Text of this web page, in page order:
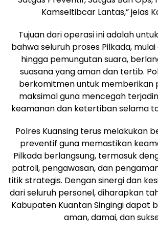
Kamseltibcar Lantas,” jelas
Tujuan dari operasi ini adalah
bahwa seluruh proses Pilkada,
hingga pemungutan suara,
suasana yang aman dan tertib.
berkomitmen untuk memberikan
maksimal guna mencegah
keamanan dan ketertiban selama
Polres Kuansing terus melakukan
preventif guna memastikan
Pilkada berlangsung, termasuk
patroli, pengawasan, dan
titik strategis. Dengan sinergi dan
dari seluruh personel, diharapkan
Kabupaten Kuantan Singingi dapat
aman, damai, dan